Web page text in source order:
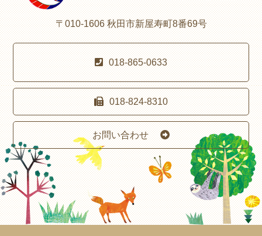
〒010-1606 秋田市新屋寿町8番69号
018-865-0633
018-824-8310
お問い合わせ